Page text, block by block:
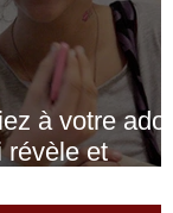
à votre ado
révèle et